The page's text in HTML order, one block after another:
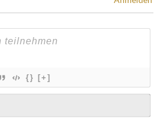
{} [+]